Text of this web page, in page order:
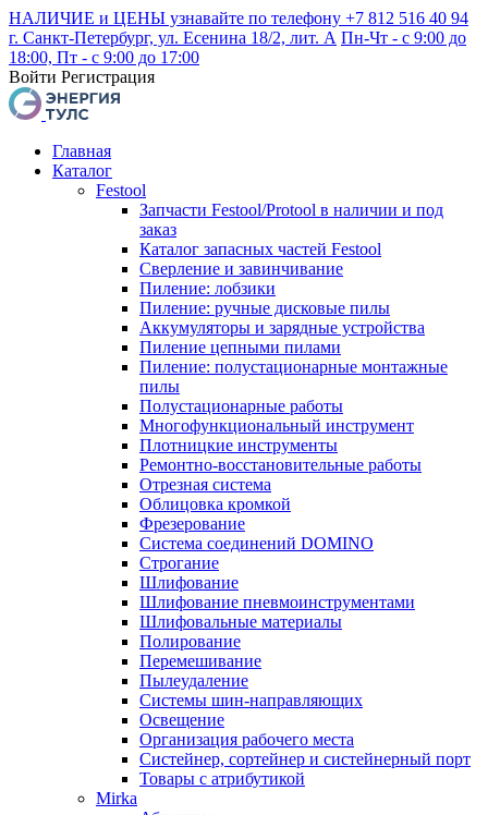
НАЛИЧИЕ и ЦЕНЫ узнавайте по телефону +7 812 516 40 94
г. Санкт-Петербург, ул. Есенина 18/2, лит. А Пн-Чт - с 9:00 до
18:00, Пт - с 9:00 до 17:00
Войти Регистрация
Главная
Каталог
Festool
Запчасти Festool/Protool в наличии и под
заказ
Каталог запасных частей Festool
Сверление и завинчивание
Пиление: лобзики
Пиление: ручные дисковые пилы
Аккумуляторы и зарядные устройства
Пиление цепными пилами
Пиление: полустационарные монтажные
пилы
Полустационарные работы
Многофункциональный инструмент
Плотницкие инструменты
Ремонтно-восстановительные работы
Отрезная система
Облицовка кромкой
Фрезерование
Система соединений DOMINO
Строгание
Шлифование
Шлифование пневмоинструментами
Шлифовальные материалы
Полирование
Перемешивание
Пылеудаление
Системы шин-направляющих
Освещение
Организация рабочего места
Систейнер, сортейнер и систейнерный порт
Товары с атрибутикой
Mirka